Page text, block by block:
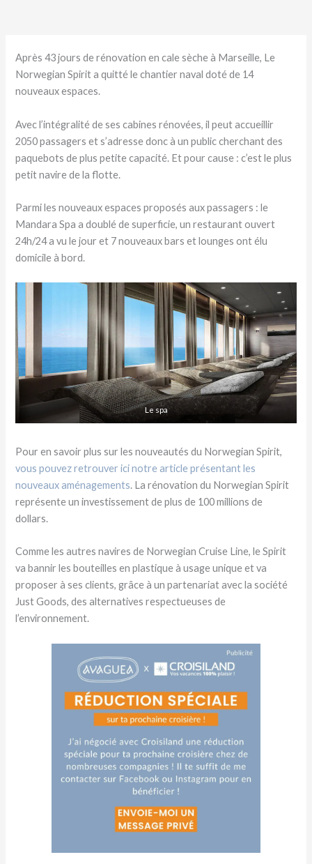
Après 43 jours de rénovation en cale sèche à Marseille, Le
Norwegian Spirit a quitté le chantier naval doté de 14
nouveaux espaces.
Avec l’intégralité de ses cabines rénovées, il peut accueillir
2050 passagers et s’adresse donc à un public cherchant des
paquebots de plus petite capacité. Et pour cause : c’est le plus
petit navire de la flotte.
Parmi les nouveaux espaces proposés aux passagers : le
Mandara Spa a doublé de superficie, un restaurant ouvert
24h/24 a vu le jour et 7 nouveaux bars et lounges ont élu
domicile à bord.
Le spa
Pour en savoir plus sur les nouveautés du Norwegian Spirit,
vous pouvez retrouver ici notre article présentant les
nouveaux aménagements. La rénovation du Norwegian Spirit
représente un investissement de plus de 100 millions de
dollars.
Comme les autres navires de Norwegian Cruise Line, le Spirit
va bannir les bouteilles en plastique à usage unique et va
proposer à ses clients, grâce à un partenariat avec la société
Just Goods, des alternatives respectueuses de
l’environnement.